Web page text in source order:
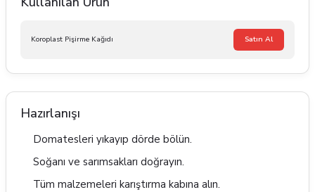
Koroplast Pişirme Kağıdı Satın Al
Hazırlanışı
Domatesleri yıkayıp dörde bölün.
Soğanı ve sarımsakları doğrayın.
Tüm malzemeleri karıştırma kabına alın.